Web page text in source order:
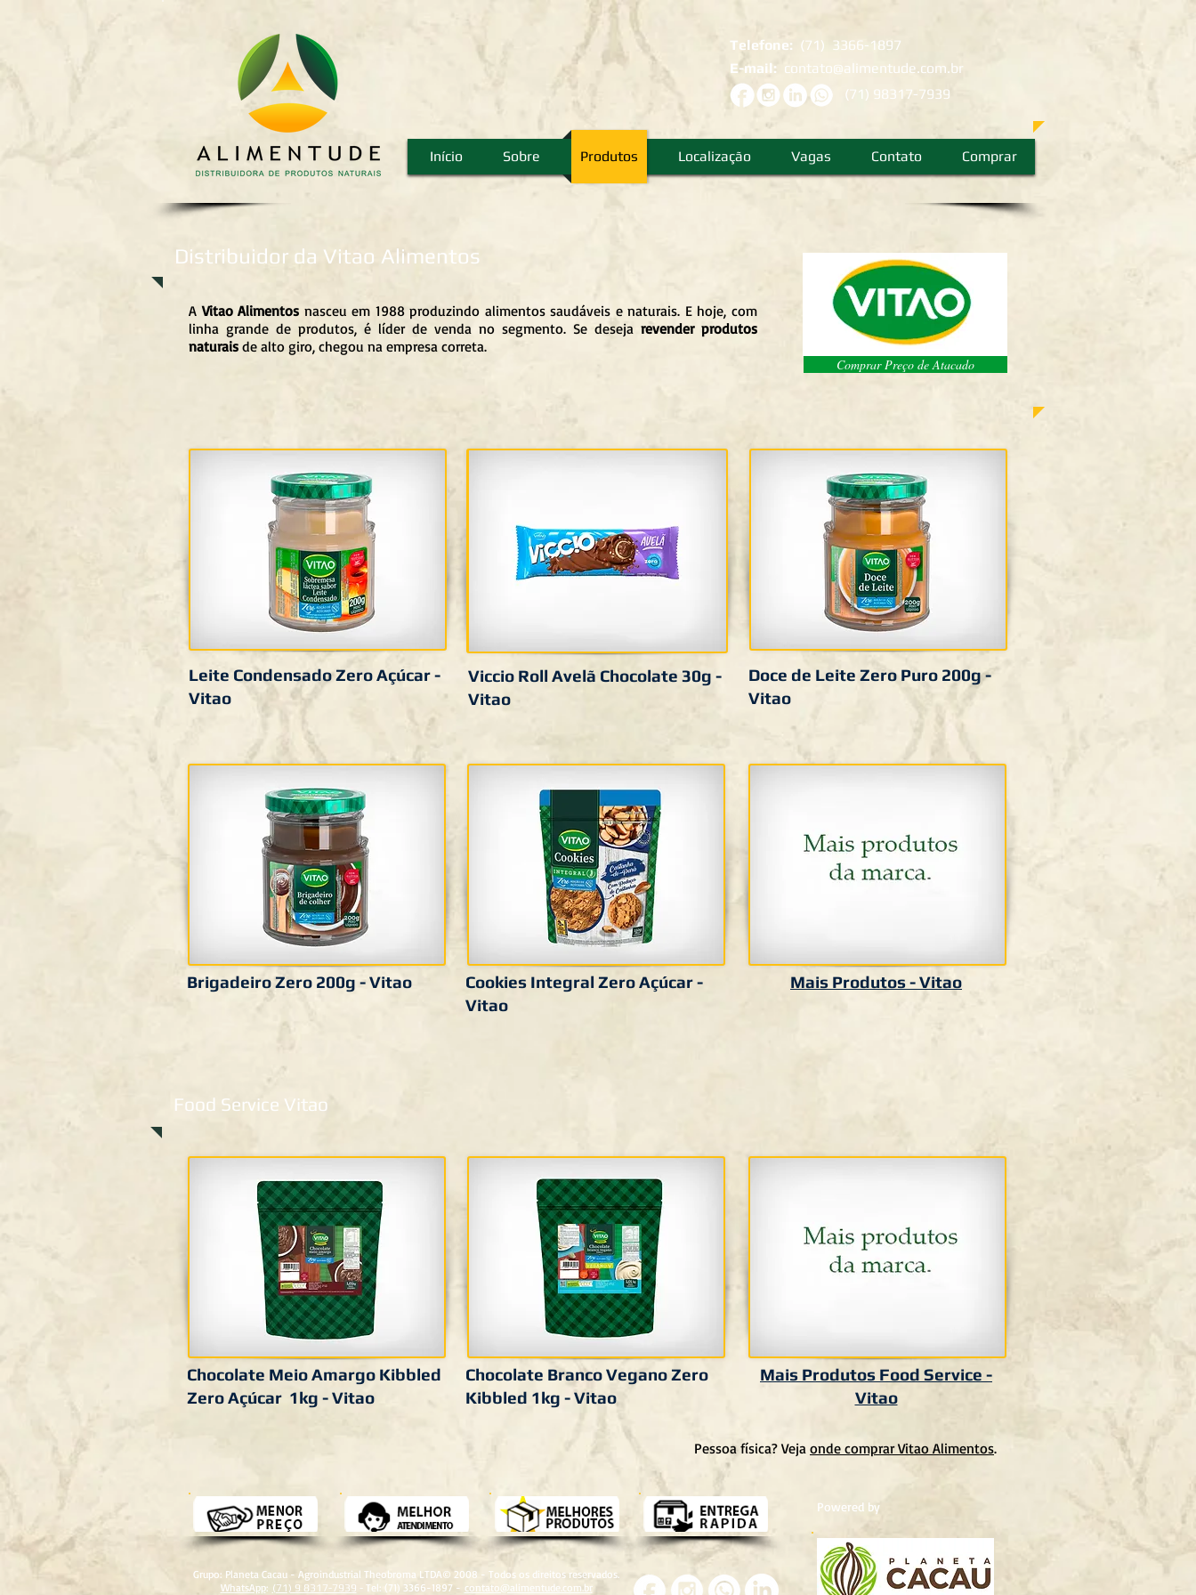
Início Sobre Produtos Localização Vagas Contato Comprar
Telefone: (71) 3366-1897
E-mail: contato@alimentude.com.br
(71) 98317-7939
Distribuidor da Vitao Alimentos
AVitao Alimentos nasceu em 1988 produzindo alimentos saudáveis e naturais. E hoje, com
linha grande de produtos, é líder de venda no segmento. Se deseja revender produtos
naturais de alto giro, chegou na empresa correta.
Leite Condensado Zero Açúcar -
Vitao
Viccio Roll Avelã Chocolate 30g -
Vitao
Doce de Leite Zero Puro 200g -
Vitao
Brigadeiro Zero 200g - Vitao
Cookies Integral Zero Açúcar -
Vitao
Mais Produtos - Vitao
Comprar Preço de Atacado
Food Service Vitao
Chocolate Meio Amargo Kibbled
Zero Açúcar 1kg - Vitao
Chocolate Branco Vegano Zero
Kibbled 1kg - Vitao
Mais Produtos Food Service -
Vitao
Pessoa física? Veja onde comprar Vitao Alimentos.
Grupo: Planeta Cacau - Agroindustrial Theobroma LTDA© 2008 - Todos os direitos reservados.
WhatsApp: (71) 9 8317-7939 - Tel: (71) 3366-1897 - contato@alimentude.com.br
Powered by